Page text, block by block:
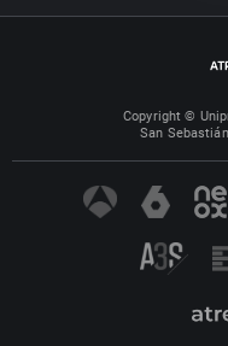
Copyright ©
San